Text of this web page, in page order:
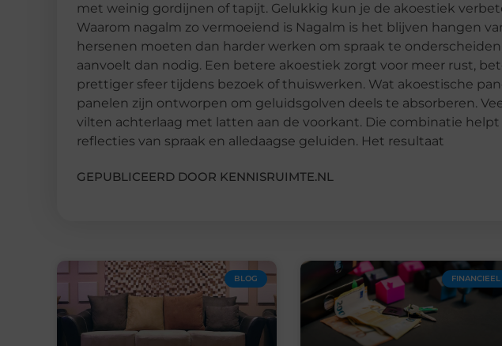
met weinig gordijnen of tapijt. Gelukkig kun je de akoestiek
Waarom nagalm zo vermoeiend is Nagalm is het blijven hangen
hersenen moeten dan harder werken om spraak te
aanvoelt dan nodig. Een betere akoestiek zorgt voor meer rust,
prettiger sfeer tijdens bezoek of thuiswerken. Wat akoestische
panelen zijn ontworpen om geluidsgolven deels te absorberen.
vilten achterlaag met latten aan de voorkant. Die combinatie
reflecties van spraak en alledaagse geluiden. Het resultaat
GEPUBLICEERD DOOR KENNISRUIMTE.NL
BLOG FINANCIEEL